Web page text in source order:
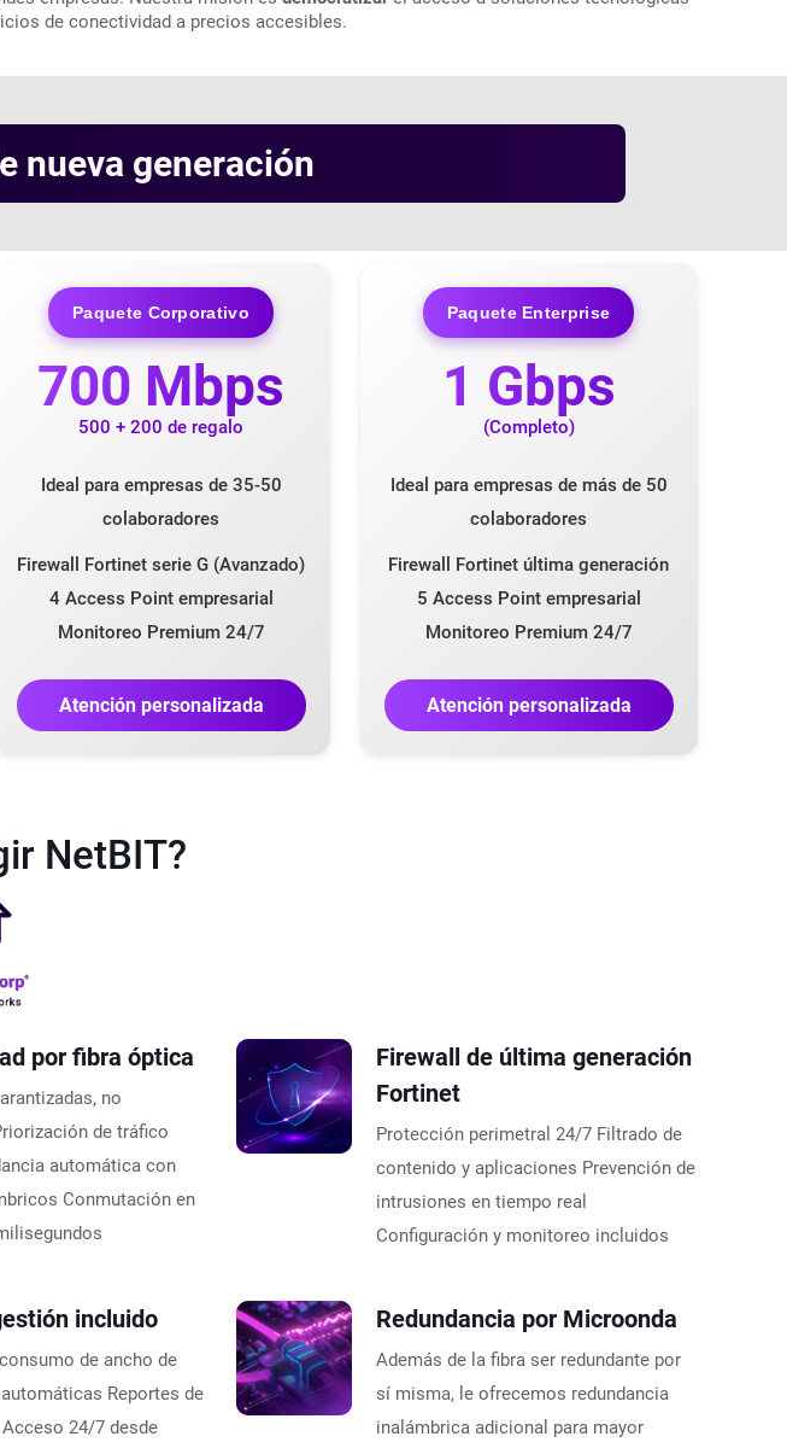
de conectividad a precios accesibles.
nueva generación
Paquete Corporativo
700 Mbps
500 + 200 de regalo
Ideal para empresas de 35-50
colaboradores
Firewall Fortinet serie G (Avanzado)
4 Access Point empresarial
Monitoreo Premium 24/7
Atención personalizada
Paquete Enterprise
1 Gbps
(Completo)
Ideal para empresas de más de 50
colaboradores
Firewall Fortinet última generación
5 Access Point empresarial
Monitoreo Premium 24/7
Atención personalizada
NetBIT?
por fibra óptica
no
de tráfico
automática con
Conmutación en
Firewall de última generación
Fortinet
Protección perimetral 24/7 Filtrado de
contenido y aplicaciones Prevención de
intrusiones en tiempo real
Configuración y monitoreo incluidos
incluido
de ancho de
Reportes de
24/7 desde
Redundancia por Microonda
Además de la fibra ser redundante por
sí misma, le ofrecemos redundancia
inalámbrica adicional para mayor